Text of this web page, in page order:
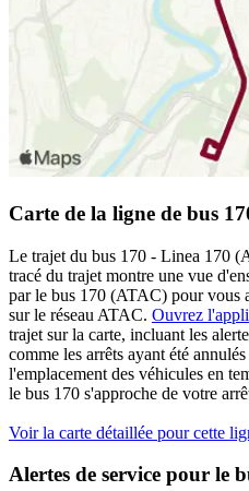
Carte de la ligne de bus
Le trajet du bus 170 - Linea 170
tracé du trajet montre une vue
par le bus 170 (ATAC) pour vous
sur le réseau ATAC. Ouvrez l'appli
trajet sur la carte, incluant les
comme les arrêts ayant été
l'emplacement des véhicules en
le bus 170 s'approche de votre
Voir la carte détaillée pour cette
Alertes de service pour le